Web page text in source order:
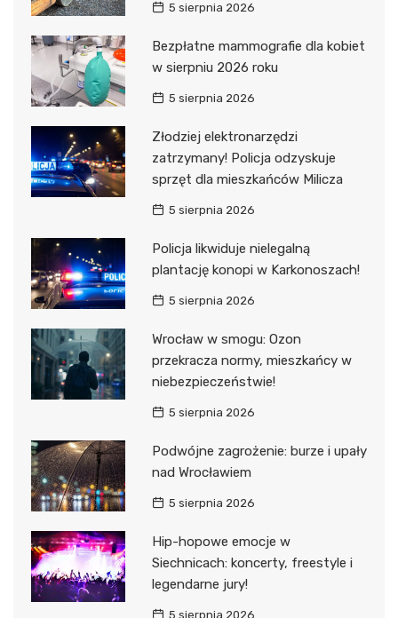
5 sierpnia 2026
Bezpłatne mammografie dla kobiet
w sierpniu 2026 roku
5 sierpnia 2026
Złodziej elektronarzędzi
zatrzymany! Policja odzyskuje
sprzęt dla mieszkańców Milicza
5 sierpnia 2026
Policja likwiduje nielegalną
plantację konopi w Karkonoszach!
5 sierpnia 2026
Wrocław w smogu: Ozon
przekracza normy, mieszkańcy w
niebezpieczeństwie!
5 sierpnia 2026
Podwójne zagrożenie: burze i upały
nad Wrocławiem
5 sierpnia 2026
Hip-hopowe emocje w
Siechnicach: koncerty, freestyle i
legendarne jury!
5 sierpnia 2026